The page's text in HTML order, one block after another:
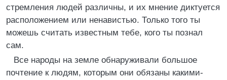
стремления людей различны, и их мнение диктуется
расположением или ненавистью. Только того ты
можешь считать известным тебе, кого ты познал
сам.
Все народы на земле обнаруживали большое
почтение к людям, которым они обязаны какими-